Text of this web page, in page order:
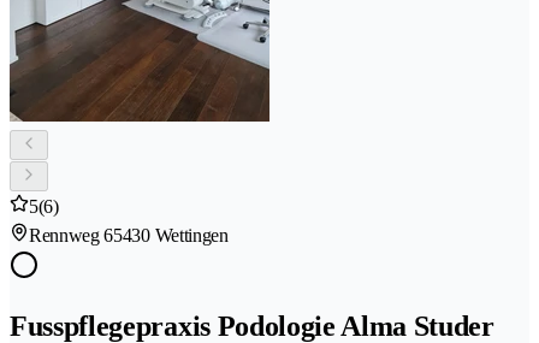
5(6)
Rennweg 65430 Wettingen
Fusspflegepraxis Podologie Alma Studer